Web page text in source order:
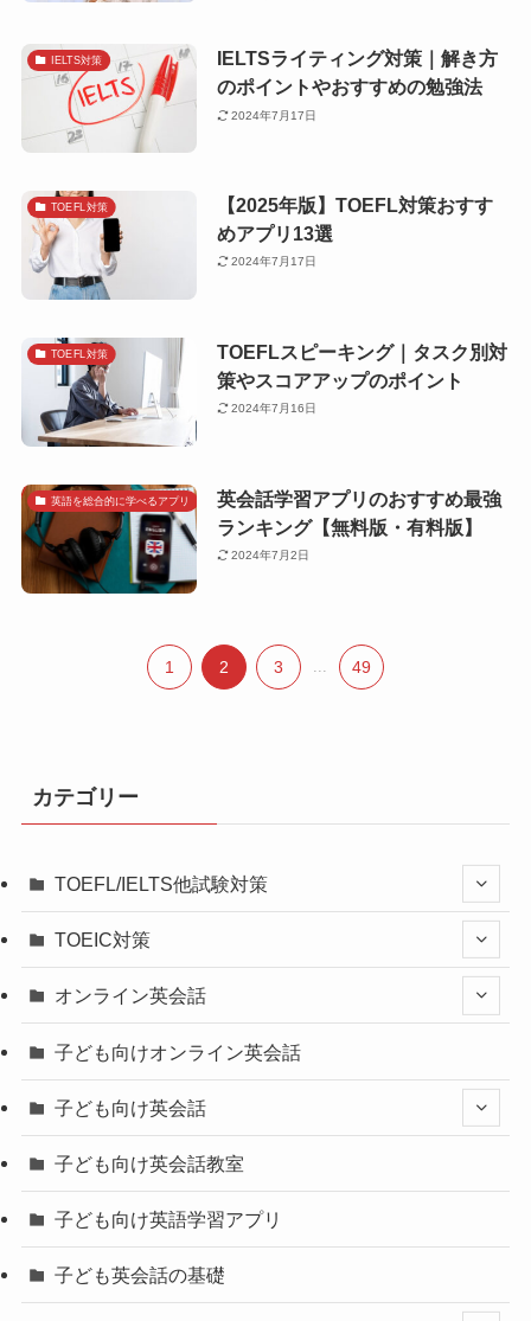
IELTS対策
IELTSライティング対策｜解き方
のポイントやおすすめの勉強法
2024年7月17日
TOEFL対策
【2025年版】TOEFL対策おすす
めアプリ13選
2024年7月17日
TOEFL対策
TOEFLスピーキング｜タスク別対
策やスコアアップのポイント
2024年7月16日
英語を総合的に学べるアプリ
英会話学習アプリのおすすめ最強
ランキング【無料版・有料版】
2024年7月2日
1 2 3 49
カテゴリー
TOEFL/IELTS他試験対策
TOEIC対策
オンライン英会話
子ども向けオンライン英会話
子ども向け英会話
子ども向け英会話教室
子ども向け英語学習アプリ
子ども英会話の基礎